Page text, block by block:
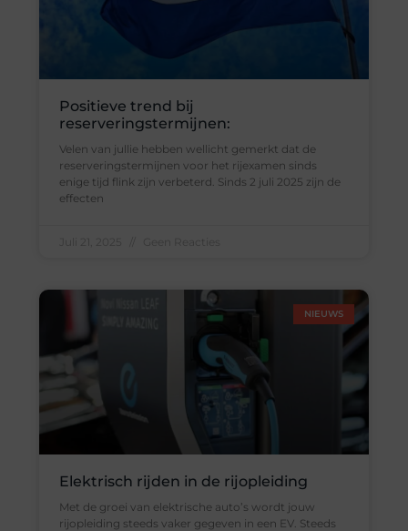
Positieve trend bij
reserveringstermijnen:
Velen van jullie hebben wellicht gemerkt dat de
reserveringstermijnen voor het rijexamen sinds
enige tijd flink zijn verbeterd. Sinds 2 juli 2025 zijn de
effecten
NIEUWS
Elektrisch rijden in de rijopleiding
Met de groei van elektrische auto’s wordt jouw
rijopleiding steeds vaker gegeven in een EV. Steeds